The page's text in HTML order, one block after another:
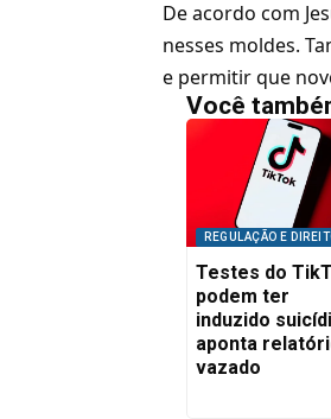
De acordo com
nesses moldes.
e permitir que
Você
REGULAÇÃO E
Testes do
podem ter
induzido
aponta
vazado